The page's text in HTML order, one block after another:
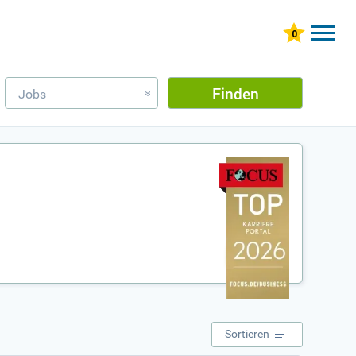
Jobs » Finden
Sortieren